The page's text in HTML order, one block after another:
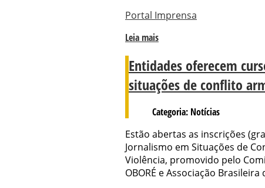
Portal Imprensa
Leia mais
Entidades oferecem
situações de conflito
Categoria: Notícias
Estão abertas as inscrições
Jornalismo em Situações de
Violência, promovido pelo
OBORÉ e Associação